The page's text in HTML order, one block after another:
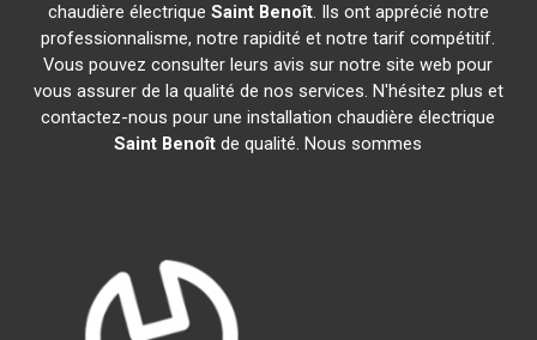
chaudière électrique Saint Benoît. Ils ont apprécié notre
professionnalisme, notre rapidité et notre tarif compétitif.
Vous pouvez consulter leurs avis sur notre site web pour
vous assurer de la qualité de nos services. N'hésitez plus et
contactez-nous pour une installation chaudière électrique
Saint Benoît de qualité. Nous sommes